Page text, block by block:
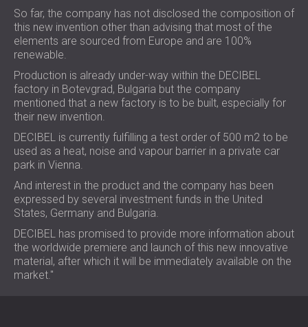
So far, the company has not disclosed the composition of
this new invention other than advising that most of the
elements are sourced from Europe and are 100%
renewable.
Production is already under-way within the DECIBEL
factory in Botevgrad, Bulgaria but the company
mentioned that a new factory is to be built, especially for
their new invention.
DECIBEL is currently fulfilling a test order of 500 m2 to be
used as a heat, noise and vapour barrier in a private car
park in Vienna.
And interest in the product and the company has been
expressed by several investment funds in the United
States, Germany and Bulgaria.
DECIBEL has promised to provide more information about
the worldwide premiere and launch of this new innovative
material, after which it will be immediately available on the
market."